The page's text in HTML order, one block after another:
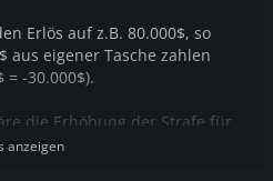
Erlös auf z.B. 80.000$, so
aus eigener Tasche zahlen
= -30.000$).
die Erhöhung der Strafe für
anzeigen